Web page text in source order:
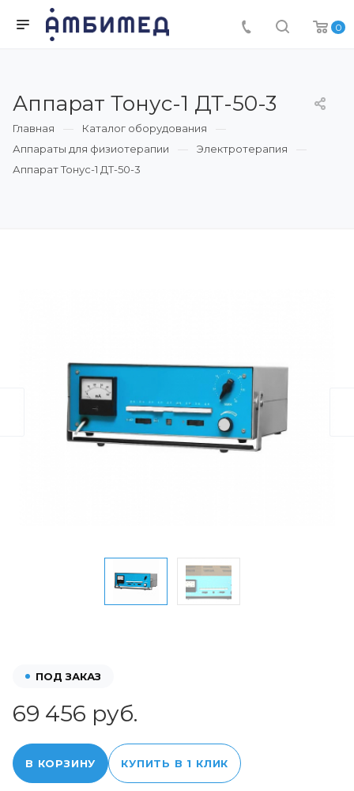
0
Аппарат Тонус-1 ДТ-50-3
Главная
Каталог оборудования
Аппараты для физиотерапии
Электротерапия
Аппарат Тонус-1 ДТ-50-3
ПОД ЗАКАЗ
69 456 руб.
В КОРЗИНУ КУПИТЬ В 1 КЛИК